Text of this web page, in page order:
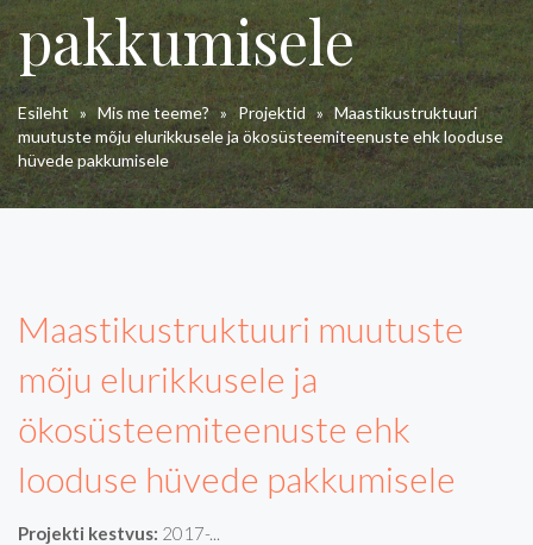
pakkumisele
Esileht» Mis me teeme?»Projektid »Maastikustruktuuri
muutuste mõju elurikkusele ja ökosüsteemiteenuste ehk looduse
hüvede pakkumisele
Maastikustruktuuri muutuste
mõju elurikkusele ja
ökosüsteemiteenuste ehk
looduse hüvede pakkumisele
Projekti kestvus: 2017-...